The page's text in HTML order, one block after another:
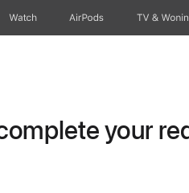
Watch AirPods TV &
your